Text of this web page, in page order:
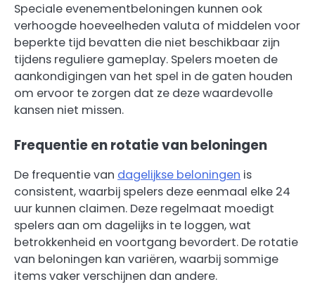
Speciale evenementbeloningen kunnen ook
verhoogde hoeveelheden valuta of middelen voor
beperkte tijd bevatten die niet beschikbaar zijn
tijdens reguliere gameplay. Spelers moeten de
aankondigingen van het spel in de gaten houden
om ervoor te zorgen dat ze deze waardevolle
kansen niet missen.
Frequentie en rotatie van beloningen
De frequentie van dagelijkse beloningen is
consistent, waarbij spelers deze eenmaal elke 24
uur kunnen claimen. Deze regelmaat moedigt
spelers aan om dagelijks in te loggen, wat
betrokkenheid en voortgang bevordert. De rotatie
van beloningen kan variëren, waarbij sommige
items vaker verschijnen dan andere.